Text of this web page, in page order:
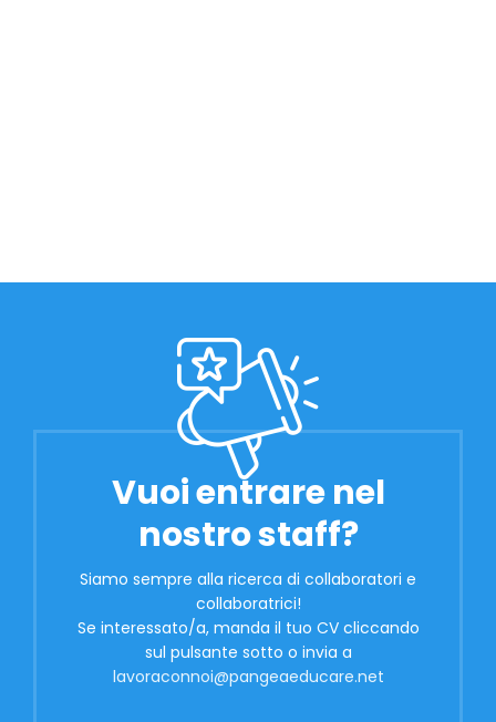
Vuoi entrare nel
nostro staff?
Siamo sempre alla ricerca di collaboratori e
collaboratrici!
Se interessato/a, manda il tuo CV cliccando
sul pulsante sotto o invia a
lavoraconnoi@pangeaeducare.net